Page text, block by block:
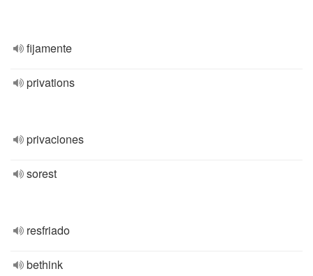
fijamente
privations
privaciones
sorest
resfriado
bethink